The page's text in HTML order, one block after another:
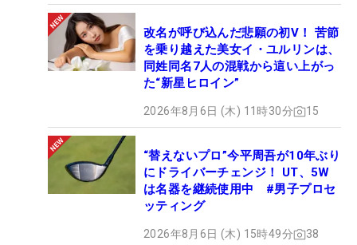
改名が呼び込んだ悲願の初V！ 苦節
を乗り越えた美女イ・ユルリンは、
同姓同名7人の混戦から這い上がっ
た“新星ヒロイン”
2026年8月6日 (木) 11時30分 15
“替えないプロ”今平周吾が10年ぶり
にドライバーチェンジ！ UT、5W
は名器を継続使用中 #男子プロセ
ッティング
2026年8月6日 (木) 15時49分 38